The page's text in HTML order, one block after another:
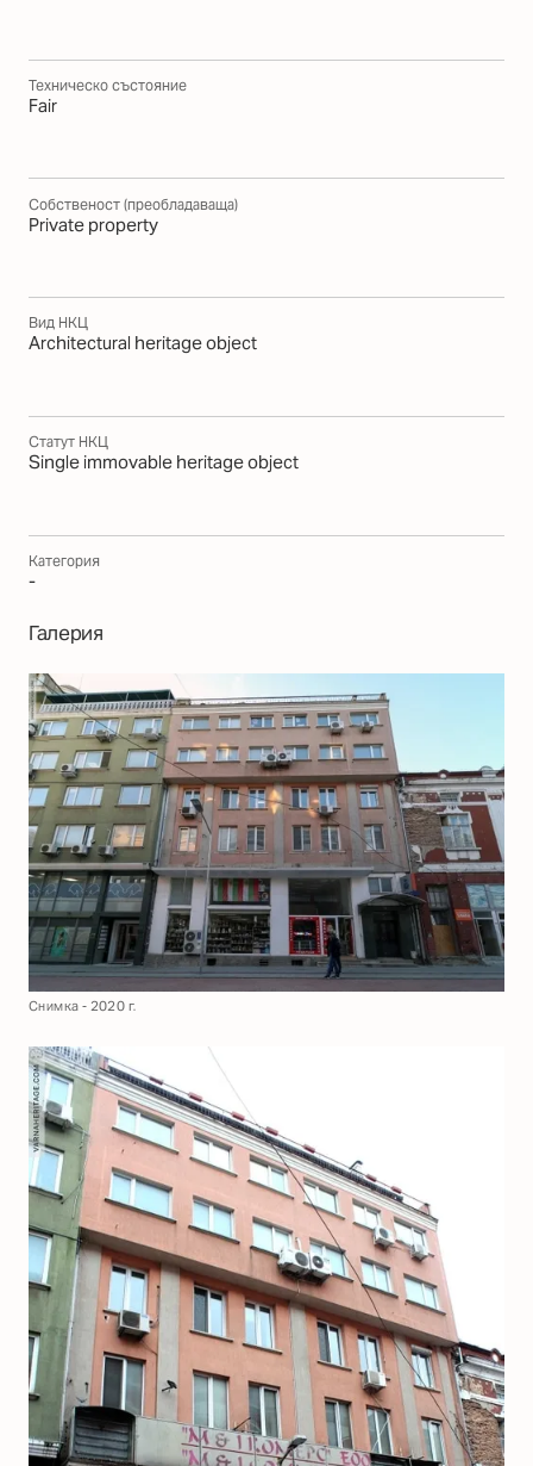
Техническо състояние
Fair
Собственост (преобладаваща)
Private property
Вид НКЦ
Architectural heritage object
Статут НКЦ
Single immovable heritage object
Категория
-
Галерия
Снимка - 2020 г.